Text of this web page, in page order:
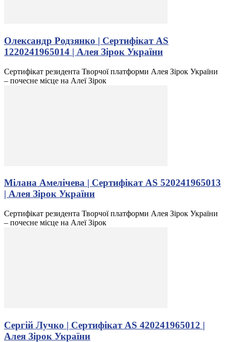
Олександр Родзянко | Сертифікат AS
1220241965014 | Алея Зірок України
Сертифікат резидента Творчої платформи Алея Зірок України
– почесне місце на Алеї Зірок
Мілана Амелічева | Сертифікат AS 520241965013
| Алея Зірок України
Сертифікат резидента Творчої платформи Алея Зірок України
– почесне місце на Алеї Зірок
Сергій Лучко | Сертифікат AS 420241965012 |
Алея Зірок України